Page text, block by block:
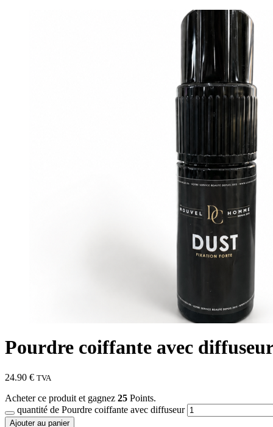
Pourdre coiffante avec
24.90 € TVA
Acheter ce produit et gagnez 25 Points.
quantité de Pourdre coiffante avec diffuseur
Ajouter au panier